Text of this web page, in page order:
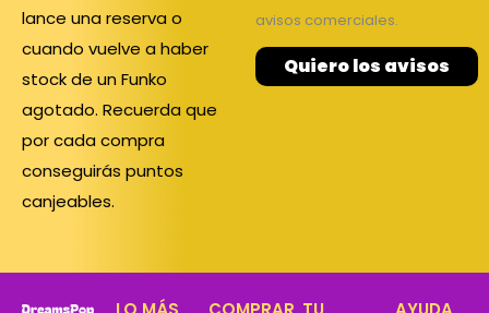
lance una reserva o
cuando vuelve a haber
stock de un Funko
agotado. Recuerda que
por cada compra
conseguirás puntos
canjeables.
avisos comerciales.
Quiero los avisos